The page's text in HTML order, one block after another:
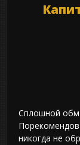
Сплошной
никогда не